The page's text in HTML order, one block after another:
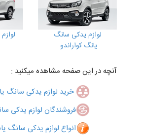
لوازم یدکی سانگ
یانگ کواراندو
آنچه در این صفحه مشاهده میکنید :
خرید لوازم یدکی سانگ
فروشندگان لوازم یدکی
انواع لوازم یدکی سانگ